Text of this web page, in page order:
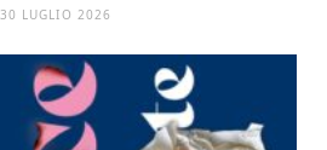
30 LUGLIO 2026